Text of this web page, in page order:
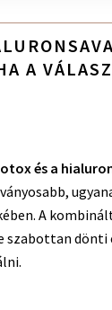
A
és a
A
szabottan dönti